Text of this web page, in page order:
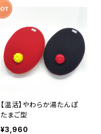
【温活】やわらか湯たんぽ
たまご型
¥3,960